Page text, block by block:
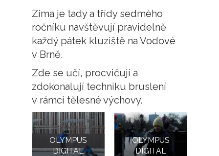
Zima je tady a třídy sedmého
ročníku navštěvují pravidelně
každý pátek kluziště na Vodové
v Brně.
Zde se učí, procvičují a
zdokonalují techniku bruslení
v rámci tělesné výchovy.
OLYMPUS
DIGITAL
OLYMPUS
DIGITAL